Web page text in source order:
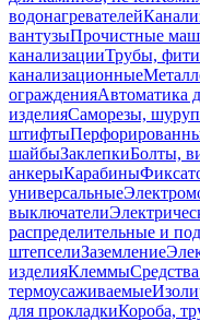
водонагревателей
вантузыПрочистные
канализацииТрубы,
канализационные
огражденияАвтоматика
изделияСаморезы,
штифты
шайбыЗаклепкиБолты,
анкерыКарабины
универсальные
выключатели
распределительные и
штепселиЗаземление
изделияКлеммы
термоусаживаемые
для прокладкиКороба,